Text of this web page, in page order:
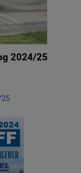
2024/25